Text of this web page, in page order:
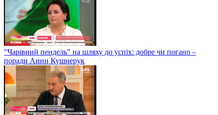
"Чарівний пендель" на шляху до успіх: добре чи погано –
поради Анни Кушнерук